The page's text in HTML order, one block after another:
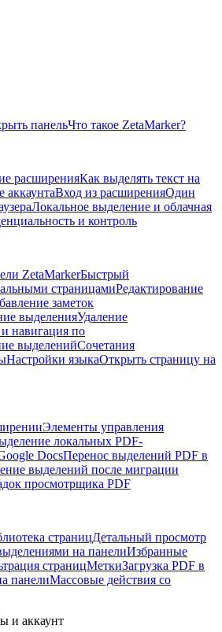
панельЧто такое ZetaMarker?
расширенияКак выделять текст на
аккаунтаВход из расширенияОдин
Локальное выделение и облачная
и контроль
ZetaMarkerБыстрый
страницамиРедактирование
заметок
выделенияУдаление
навигация по
выделенийСочетания
Настройки языкаОткрыть страницу на
Элементы управления
локальных PDF-
DocsПеренос выделений PDF в
выделений после миграции
просмотрщика PDF
страницДетальный просмотр
на панелиИзбранные
страницМеткиЗагрузка PDF в
панелиМассовые действия со
и аккаунт